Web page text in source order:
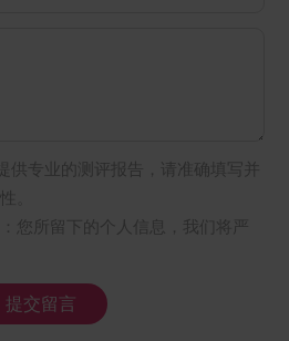
供专业的测评报告，请准确填写并
。
您所留下的个人信息，我们将严